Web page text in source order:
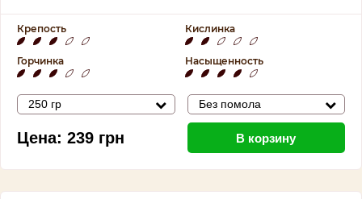
Крепость Кислинка
Горчинка Насыщенность
250 гр Без помола
Цена: 239 грн В корзину